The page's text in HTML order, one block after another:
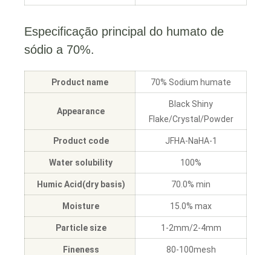
Especificação principal do humato de
sódio a 70%.
Product name 70% Sodium humate
Appearance
Black Shiny
Flake/Crystal/Powder
Product code JFHA-NaHA-1
Water solubility 100%
Humic Acid(dry basis) 70.0% min
Moisture 15.0% max
Particle size 1-2mm/2-4mm
Fineness 80-100mesh